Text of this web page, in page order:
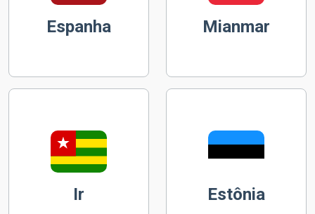
Espanha Mianmar
Ir Estônia